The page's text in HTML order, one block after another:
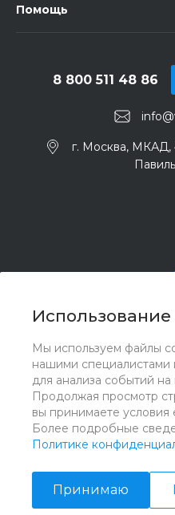
Мы используем файлы
нашими специалистами
для анализа событий
Продолжая просмотр
вы принимаете условия
Более подробные
Политике
Принимаю
Помощь
8 800 511 48 86
г. Москва, МКАД,
© 2017 - 2026 ООО